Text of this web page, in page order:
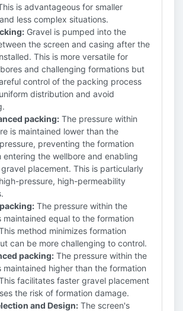
is advantageous for smaller
less complex situations.
Gravel is pumped into the
the screen and casing after the
This is more versatile for
and challenging formations but
control of the packing process
distribution and avoid
packing: The pressure within
is maintained lower than the
preventing the formation
entering the wellbore and enabling
placement. This is particularly
pressure, high-permeability
The pressure within the
maintained equal to the formation
method minimizes formation
can be more challenging to control.
packing: The pressure within the
maintained higher than the formation
facilitates faster gravel placement
the risk of formation damage.
and Design: The screen's